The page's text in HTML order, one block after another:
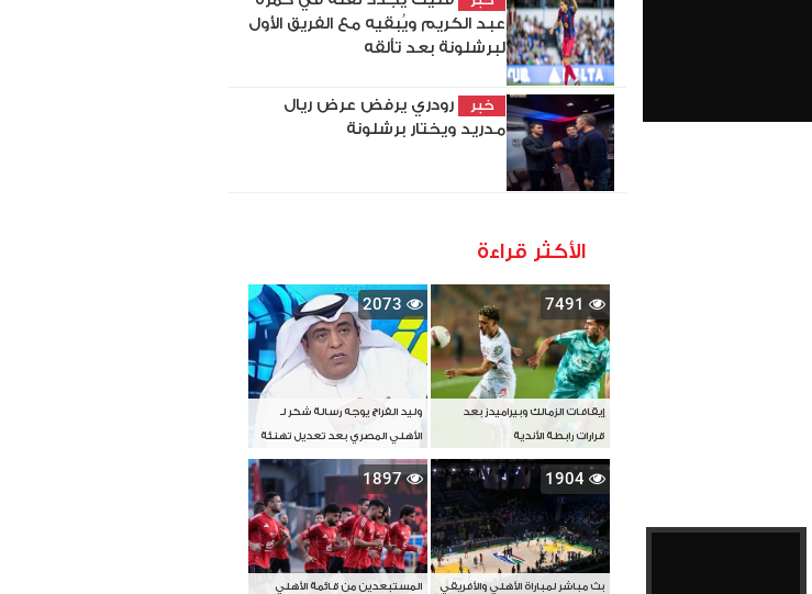
عبد الكريم ويُبقيه مع الفريق الأول
لبرشلونة بعد تألقه
خبر
رودري يرفض عرض ريال
مدريد ويختار برشلونة
الأكثر قراءة
7491
إيقافات الزمالك وبيراميدز بعد
قرارات رابطة الأندية
2073
وليد الفراج يوجه رسالة شكر لـ
الأهلي المصري بعد تعديل تهنئة
بطل آسيا
1904
بث مباشر لمباراة الأهلي والأفريقي
1897
المستبعدين من قائمة الأهلي